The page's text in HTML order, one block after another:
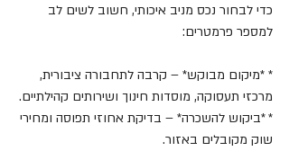
כדי לבחור נכס מניב איכותי, חשוב לשים לב
למספר פרמטרים:
* *מיקום מבוקש* – קרבה לתחבורה ציבורית,
מרכזי תעסוקה, מוסדות חינוך ושירותים קהילתיים.
* *ביקוש להשכרה* – בדיקת אחוזי תפוסה ומחירי
שוק מקובלים באזור.